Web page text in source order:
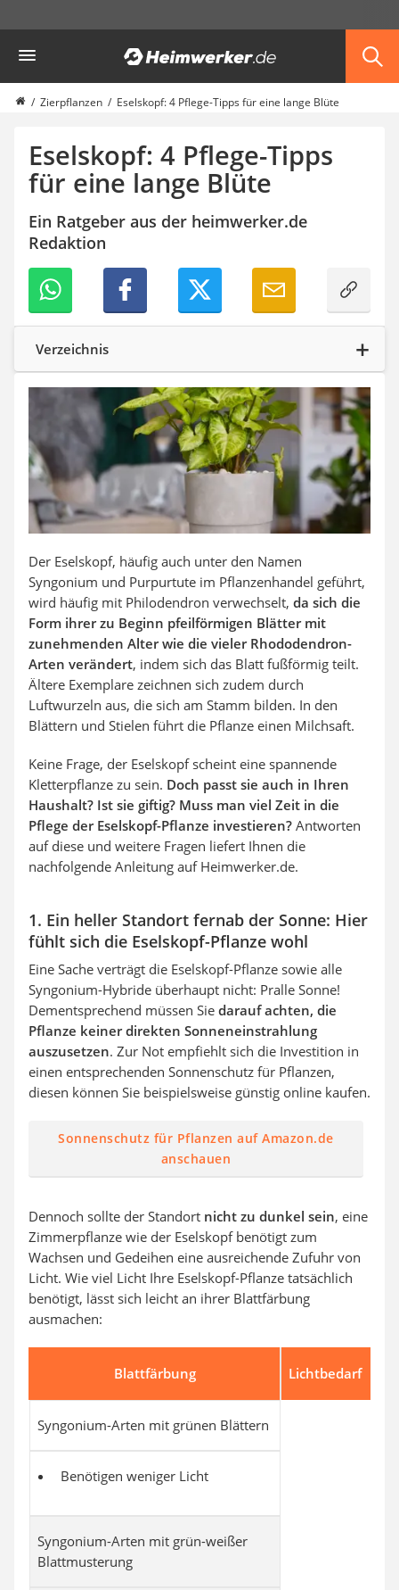
Garten
Akku-Laubsauger
Faltpavillon
Schlauchtrommel
Solar-Lichterkette außen
Teleskopleiter
Pavillon
Sichtschutzstreifen
Akku-Laubbläser
Akku-Vertikutierer
Koifutter
Kassettenmarkise
Bosch-Heckenschere
Stihl-Laubbläser
Minidumper
Auffahrrampe
Zierpflanzen Eselskopf: 4 Pflege-Tipps für eine lange Blüte
Eselskopf: 4 Pflege-Tipps
für eine lange Blüte
Ein Ratgeber aus der heimwerker.de
Redaktion
Verzeichnis
Der Eselskopf, häufig auch unter den Namen
Syngonium und Purpurtute im Pflanzenhandel geführt,
wird häufig mit Philodendron verwechselt, da sich die
Form ihrer zu Beginn pfeilförmigen Blätter mit
zunehmenden Alter wie die vieler Rhododendron-
Arten verändert, indem sich das Blatt fußförmig teilt.
Ältere Exemplare zeichnen sich zudem durch
Luftwurzeln aus, die sich am Stamm bilden. In den
Blättern und Stielen führt die Pflanze einen Milchsaft.
Keine Frage, der Eselskopf scheint eine spannende
Kletterpflanze zu sein. Doch passt sie auch in Ihren
Haushalt? Ist sie giftig? Muss man viel Zeit in die
Pflege der Eselskopf-Pflanze investieren? Antworten
auf diese und weitere Fragen liefert Ihnen die
nachfolgende Anleitung auf Heimwerker.de.
1. Ein heller Standort fernab der Sonne: Hier
fühlt sich die Eselskopf-Pflanze wohl
Eine Sache verträgt die Eselskopf-Pflanze sowie alle
Syngonium-Hybride überhaupt nicht: Pralle Sonne!
Dementsprechend müssen Sie darauf achten, die
Pflanze keiner direkten Sonneneinstrahlung
auszusetzen. Zur Not empfiehlt sich die Investition in
einen entsprechenden Sonnenschutz für Pflanzen,
diesen können Sie beispielsweise günstig online kaufen.
Sonnenschutz für Pflanzen auf Amazon.de
anschauen
Dennoch sollte der Standort nicht zu dunkel sein, eine
Zimmerpflanze wie der Eselskopf benötigt zum
Wachsen und Gedeihen eine ausreichende Zufuhr von
Licht. Wie viel Licht Ihre Eselskopf-Pflanze tatsächlich
benötigt, lässt sich leicht an ihrer Blattfärbung
ausmachen:
Blattfärbung Lichtbedarf
Syngonium-Arten mit grünen Blättern
Benötigen weniger Licht
Syngonium-Arten mit grün-weißer
Blattmusterung